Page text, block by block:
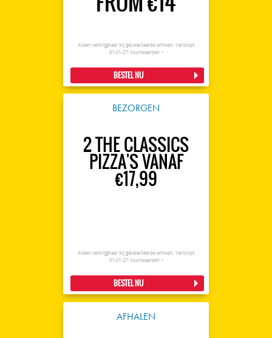
Alleen verkrijgbaar bij geselecteerde winkels. Verloopt
01-01-27. Voorwaarden >
BESTEL NU
BEZORGEN
2 THE CLASSICS
PIZZA'S VANAF
€17,99
Alleen verkrijgbaar bij geselecteerde winkels. Verloopt
01-01-27. Voorwaarden >
BESTEL NU
AFHALEN